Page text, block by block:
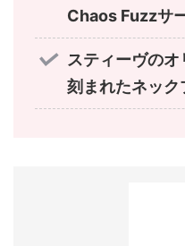
Chaos Fuzzサ
スティーヴの
刻まれたネック